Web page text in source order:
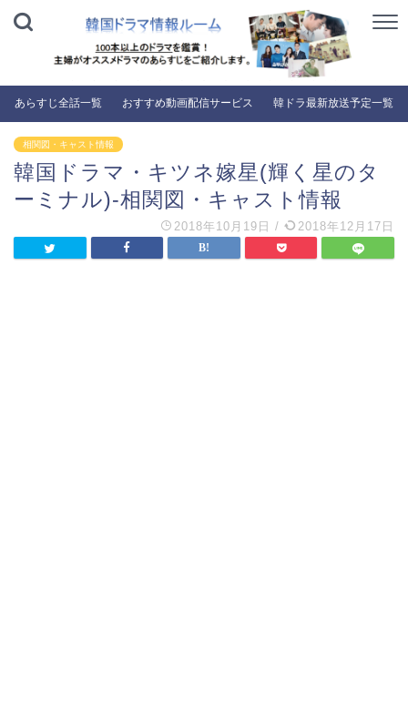
あらすじ全話一覧 おすすめ動画配信サービス 韓ドラ最新放送予定一覧
相関図・キャスト情報
韓国ドラマ・キツネ嫁星(輝く星のタ
ーミナル)-相関図・キャスト情報
2018年10月19日 / 2018年12月17日